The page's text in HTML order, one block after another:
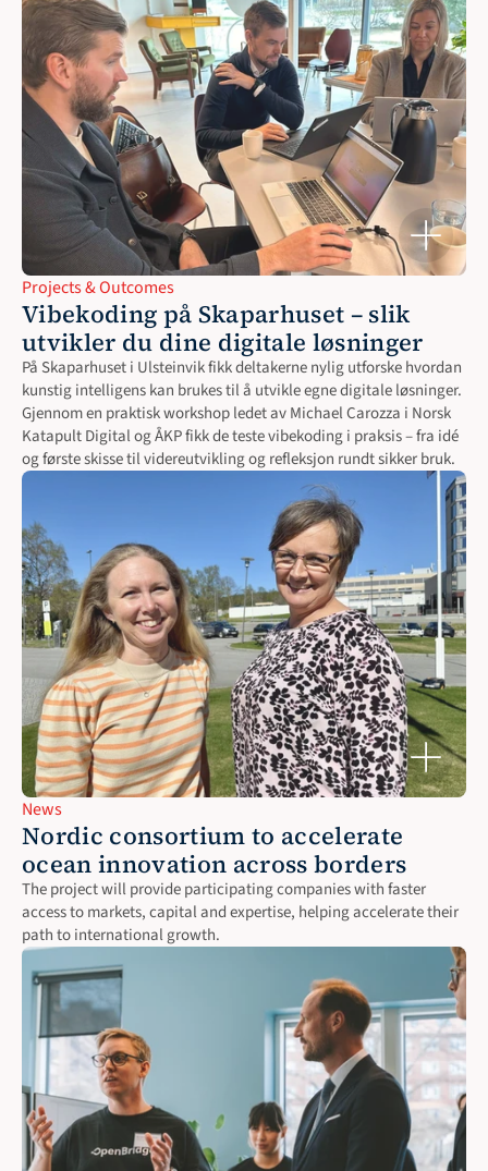
Projects & Outcomes
Vibekoding på Skaparhuset – slik
utvikler du dine digitale løsninger
På Skaparhuset i Ulsteinvik fikk deltakerne nylig utforske hvordan
kunstig intelligens kan brukes til å utvikle egne digitale løsninger.
Gjennom en praktisk workshop ledet av Michael Carozza i Norsk
Katapult Digital og ÅKP fikk de teste vibekoding i praksis – fra idé
og første skisse til videreutvikling og refleksjon rundt sikker bruk.
News
Nordic consortium to accelerate
ocean innovation across borders
The project will provide participating companies with faster
access to markets, capital and expertise, helping accelerate their
path to international growth.